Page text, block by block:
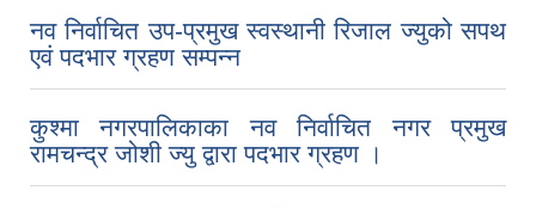
नव निर्वाचित उप-प्रमुख स्वस्थानी रिजाल ज्युको सपथ
एवं पदभार ग्रहण सम्पन्न
कुश्मा नगरपालिकाका नव निर्वाचित नगर प्रमुख
रामचन्द्र जोशी ज्यु द्वारा पदभार ग्रहण ।